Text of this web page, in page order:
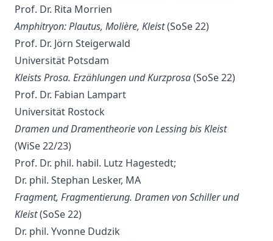
Prof. Dr. Rita Morrien
Amphitryon: Plautus, Molière, Kleist(SoSe 22)
Prof. Dr. Jörn Steigerwald
Universität Potsdam
Kleists Prosa. Erzählungen und Kurzprosa(SoSe 22)
Prof. Dr. Fabian Lampart
Universität Rostock
Dramen und Dramentheorie von Lessing bis Kleist
(WiSe 22/23)
Prof. Dr. phil. habil. Lutz Hagestedt;
Dr. phil. Stephan Lesker, MA
Fragment, Fragmentierung. Dramen von Schiller und
Kleist(SoSe 22)
Dr. phil. Yvonne Dudzik